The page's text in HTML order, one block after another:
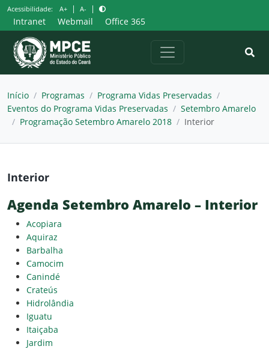
Pular
para
o
conteúdo
Acessibilidade: A+ | A- |
Intranet Webmail Office 365
Início / Programas / Programa Vidas Preservadas /
Eventos do Programa Vidas Preservadas / Setembro Amarelo
/ Programação Setembro Amarelo 2018 / Interior
Interior
Agenda Setembro Amarelo – Interior
Acopiara
Aquiraz
Barbalha
Camocim
Canindé
Crateús
Hidrolândia
Iguatu
Itaiçaba
Jardim